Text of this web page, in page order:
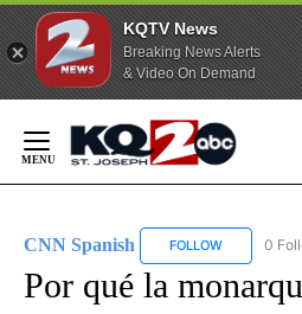
KQTV News
Breaking News Alerts
& Video On Demand
Content
CNN Spanish FOLLOW FOLLOW
0
Por qué la